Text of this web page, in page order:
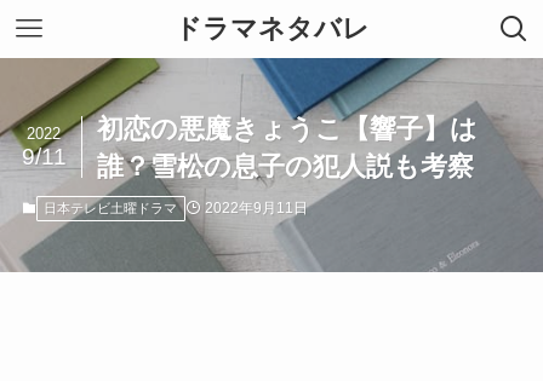
ドラマネタバレ
初恋の悪魔きょうこ【響子】は
誰？雪松の息子の犯人説も考察
2022
9/11
日本テレビ土曜ドラマ 2022年9月11日